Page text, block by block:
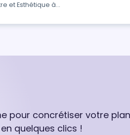
et Esthétique à
pour concrétiser votre
quelques clics !